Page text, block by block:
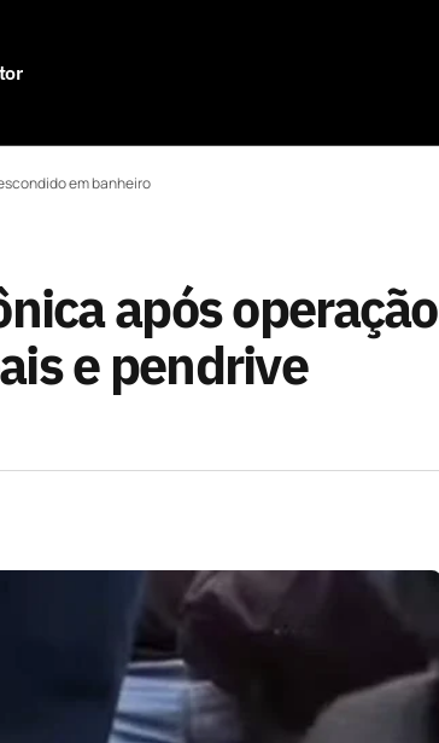
em banheiro
após operação
e pendrive